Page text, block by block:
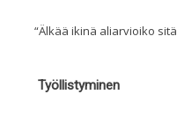
“Älkää ikinä aliarvioiko
Työllistyminen